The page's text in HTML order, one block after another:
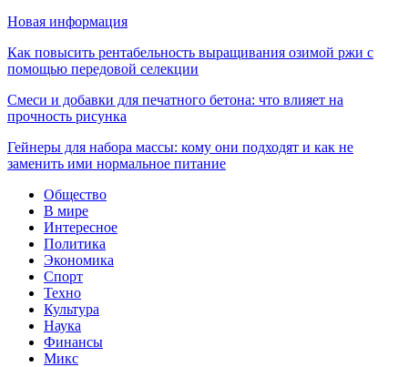
Новая информация
Как повысить рентабельность выращивания озимой ржи с
помощью передовой селекции
Смеси и добавки для печатного бетона: что влияет на
прочность рисунка
Гейнеры для набора массы: кому они подходят и как не
заменить ими нормальное питание
Общество
В мире
Интересное
Политика
Экономика
Спорт
Техно
Культура
Наука
Финансы
Микс